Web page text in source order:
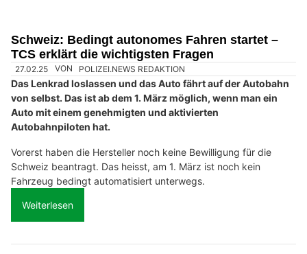
Schweiz: Bedingt autonomes Fahren startet –
TCS erklärt die wichtigsten Fragen
27.02.25 VON POLIZEI.NEWS REDAKTION
Das Lenkrad loslassen und das Auto fährt auf der Autobahn
von selbst. Das ist ab dem 1. März möglich, wenn man ein
Auto mit einem genehmigten und aktivierten
Autobahnpiloten hat.
Vorerst haben die Hersteller noch keine Bewilligung für die
Schweiz beantragt. Das heisst, am 1. März ist noch kein
Fahrzeug bedingt automatisiert unterwegs.
Weiterlesen